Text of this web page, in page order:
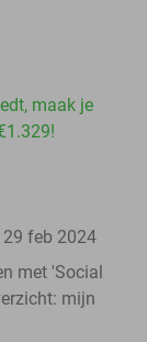
maak je
feb 2024
met 'Social
mijn